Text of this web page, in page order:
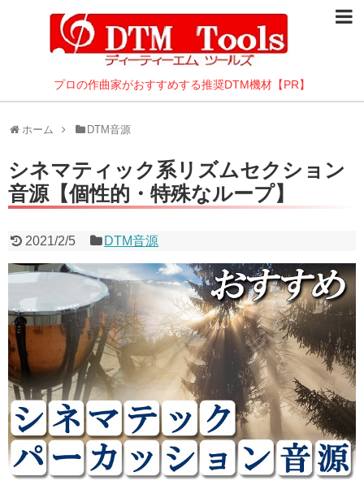
プロの作曲家がおすすめする推奨DTM機材【PR】
ホーム DTM音源
シネマティック系リズムセクション
音源【個性的・特殊なループ】
2021/2/5 DTM音源
DTMパソコン
10万以内のデスクトップ
静かなパソコン特集
DTM音源
オーディオI/F
モニタスピーカー